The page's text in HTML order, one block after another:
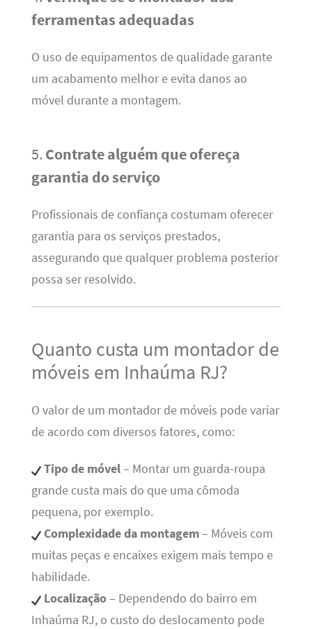
ferramentas adequadas
O uso de equipamentos de qualidade garante
um acabamento melhor e evita danos ao
móvel durante a montagem.
5. Contrate alguém que ofereça
garantia do serviço
Profissionais de confiança costumam oferecer
garantia para os serviços prestados,
assegurando que qualquer problema posterior
possa ser resolvido.
Quanto custa um montador de
móveis em Inhaúma RJ?
O valor de um montador de móveis pode variar
de acordo com diversos fatores, como:
Tipo de móvel– Montar um guarda-roupa
grande custa mais do que uma cômoda
pequena, por exemplo.
Complexidade da montagem– Móveis com
muitas peças e encaixes exigem mais tempo e
habilidade.
Localização– Dependendo do bairro em
Inhaúma RJ, o custo do deslocamento pode